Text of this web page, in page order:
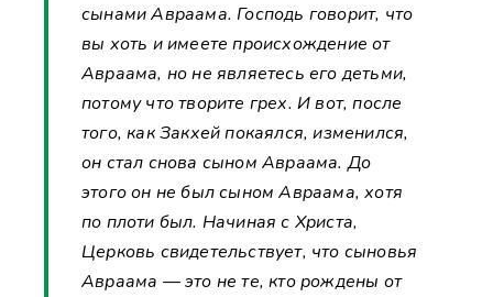
сынами Авраама. Господь говорит, что
вы хоть и имеете происхождение от
Авраама, но не являетесь его детьми,
потому что творите грех. И вот, после
того, как Закхей покаялся, изменился,
он стал снова сыном Авраама. До
этого он не был сыном Авраама, хотя
по плоти был. Начиная с Христа,
Церковь свидетельствует, что сыновья
Авраама — это не те, кто рождены от